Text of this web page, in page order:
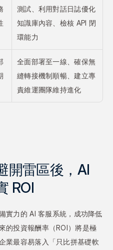
測試、利用對話日誌優化
知識庫內容、檢核 API 閉
環能力
全面部署至一線、確保無
縫轉接機制順暢、建立專
責維運團隊維持進化
開雷區後，AI
ROI
實力的 AI 客服系統，成功降低
的投資報酬率（ROI）將是極
業最容易落入「只比拼基礎軟